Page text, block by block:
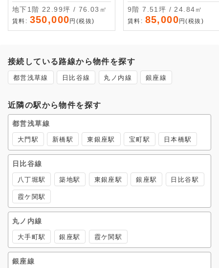
地下1階 22.99坪 / 76.03㎡
賃料: 350,000 円(税抜)
9階 7.51坪 / 24.84㎡
賃料: 85,000 円(税抜)
接続している路線から物件を探す
都営浅草線 日比谷線 丸ノ内線 銀座線
近隣の駅から物件を探す
都営浅草線
大門駅 新橋駅 東銀座駅 宝町駅 日本橋駅
日比谷線
八丁堀駅 築地駅 東銀座駅 銀座駅 日比谷駅
霞ケ関駅
丸ノ内線
大手町駅 銀座駅 霞ケ関駅
銀座線